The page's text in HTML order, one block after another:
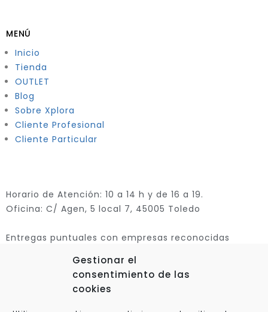
Gestionar el
consentimiento de las
cookies
MENÚ
Inicio
Tienda
OUTLET
Blog
Sobre Xplora
Cliente Profesional
Cliente Particular
Horario de Atención: 10 a 14 h y de 16 a 19.
Oficina: C/ Agen, 5 local 7, 45005 Toledo
Entregas puntuales con empresas reconocidas